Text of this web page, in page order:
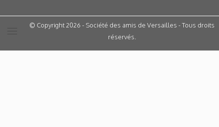
© Copyright 2026 - Société des amis de Versailles - Tous droits
réservés.